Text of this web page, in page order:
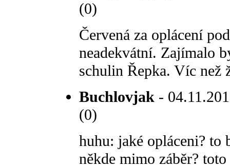
(0)
Červená za oplácení
neadekvátní. Zajímalo
schulin Řepka. Víc než
Buchlovjak -
(0)
huhu: jaké opláceni? to
někde mimo záběr?